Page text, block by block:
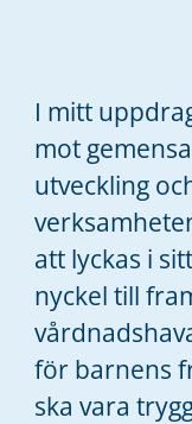
I mitt
mot
utveckling
att lyckas i
nyckel till
för barnens
ska vara